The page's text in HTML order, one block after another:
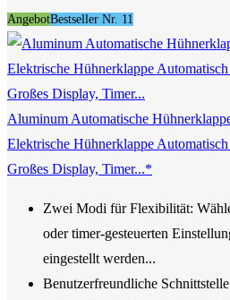
AngebotBestseller Nr. 11
Aluminum Automatische
Elektrische Hühnerklappe
Großes Display, Timer...*
Zwei Modi für Flexibilität:
oder timer-gesteuerten
eingestellt werden...
Benutzerfreundliche